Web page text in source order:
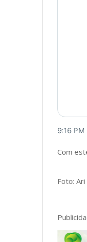
9:16
Com
Foto: